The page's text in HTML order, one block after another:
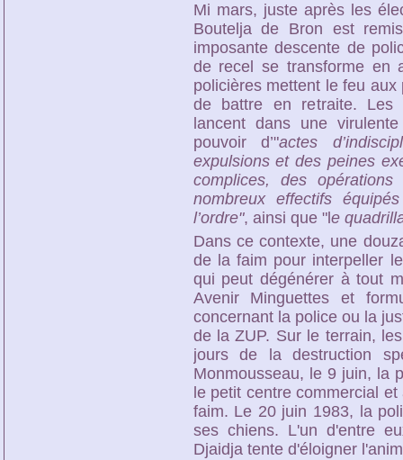
Mi mars, juste après les
Boutelja de Bron est
imposante descente de
de recel se transforme en
policières mettent le feu
de battre en retraite. Les
lancent dans une
pouvoir d’"actes
expulsions et des peines
complices, des
nombreux effectifs
l’ordre", ainsi que "l e
Dans ce contexte, une
de la faim pour interpeller
qui peut dégénérer à tout
Avenir Minguettes et
concernant la police ou la
de la ZUP. Sur le terrain,
jours de la destruction
Monmousseau, le 9 juin, la
le petit centre commercial
faim. Le 20 juin 1983, la
ses chiens. L'un d'entre
Djaidja tente d'éloigner